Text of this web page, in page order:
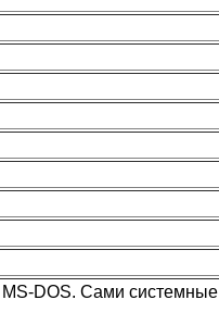
MS-DOS. Сами системные